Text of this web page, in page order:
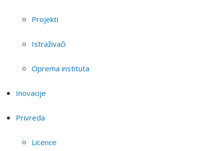
Projekti
Istraživači
Oprema instituta
Inovacije
Privreda
Licence